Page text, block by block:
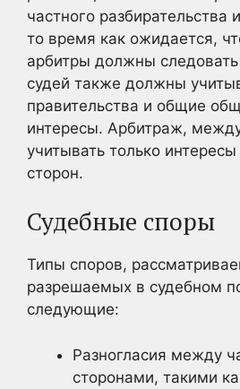
частного разбирательства
то время как ожидается,
арбитры должны
судей также должны
правительства и общие
интересы. Арбитраж,
учитывать только
сторон.
Судебные споры
Типы споров,
разрешаемых в судебном
следующие:
Разногласия между
сторонами, такими